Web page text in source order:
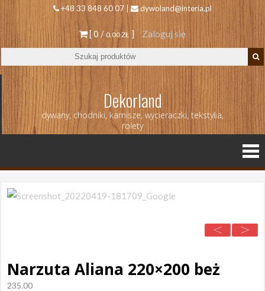
+48 33 848 60 07 | dywoland@interia.pl
[ 0 /0.00 ZŁ ] Zaloguj się
Dekorland
dywany, chodniki, karnisze, wycieraczki, tekstylia,
rolety
Narzuta Aliana 220×200 beż
235.00